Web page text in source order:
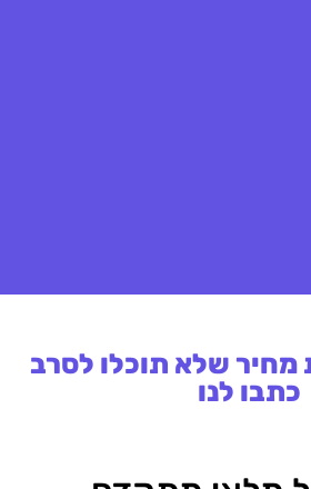
שלא תוכלו לסרב
כתבו לנו